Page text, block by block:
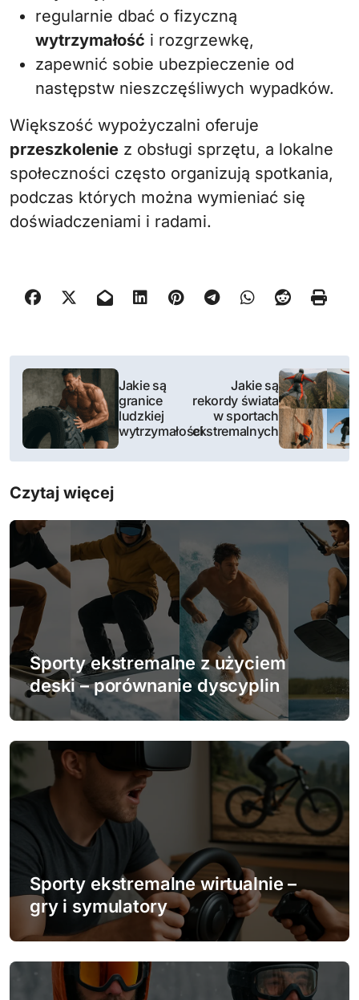
regularnie dbać o fizyczną
wytrzymałość i rozgrzewkę,
zapewnić sobie ubezpieczenie od
następstw nieszczęśliwych wypadków.
Większość wypożyczalni oferuje
przeszkolenie z obsługi sprzętu, a lokalne
społeczności często organizują spotkania,
podczas których można wymieniać się
doświadczeniami i radami.
N
w
i
g
a
c
j
a
w
p
i
s
u
Jakie są
granice
ludzkiej
wytrzymałości
Jakie są
rekordy świata
w sportach
ekstremalnych
Czytaj więcej
Sporty ekstremalne z użyciem
deski – porównanie dyscyplin
Sporty ekstremalne wirtualnie –
gry i symulatory